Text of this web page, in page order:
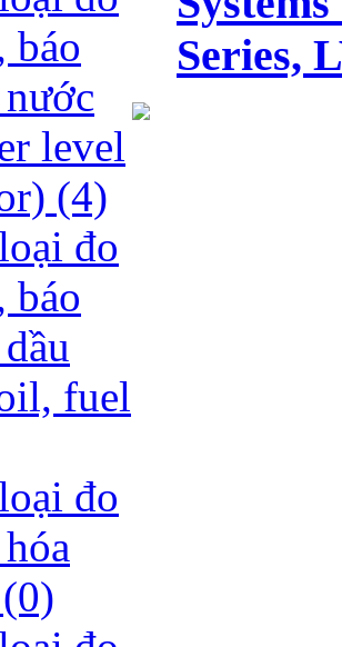
báo
level
(4)
đo
báo
fuel
đo
(0)
Series,